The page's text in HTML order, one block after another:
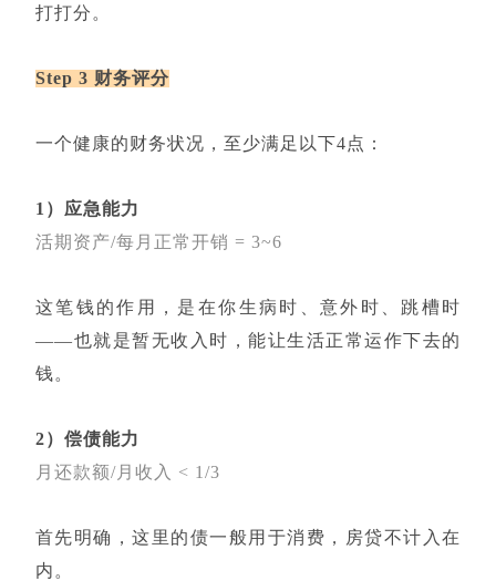
打打分。
Step 3 财务评分
一个健康的财务状况，至少满足以下4点：
1）应急能力
活期资产/每月正常开销 = 3~6
这笔钱的作用，是在你生病时、意外时、跳槽时
——也就是暂无收入时，能让生活正常运作下去的
钱。
2）偿债能力
月还款额/月收入 < 1/3
首先明确，这里的债一般用于消费，房贷不计入在
内。